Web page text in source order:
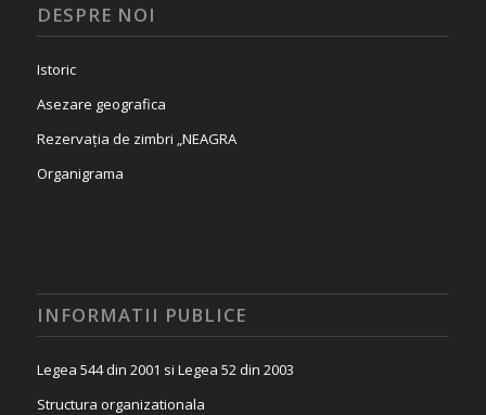
DESPRE NOI
Istoric
Asezare geografica
Rezervația de zimbri „NEAGRA
Organigrama
INFORMATII PUBLICE
Legea 544 din 2001 si Legea 52 din 2003
Structura organizationala